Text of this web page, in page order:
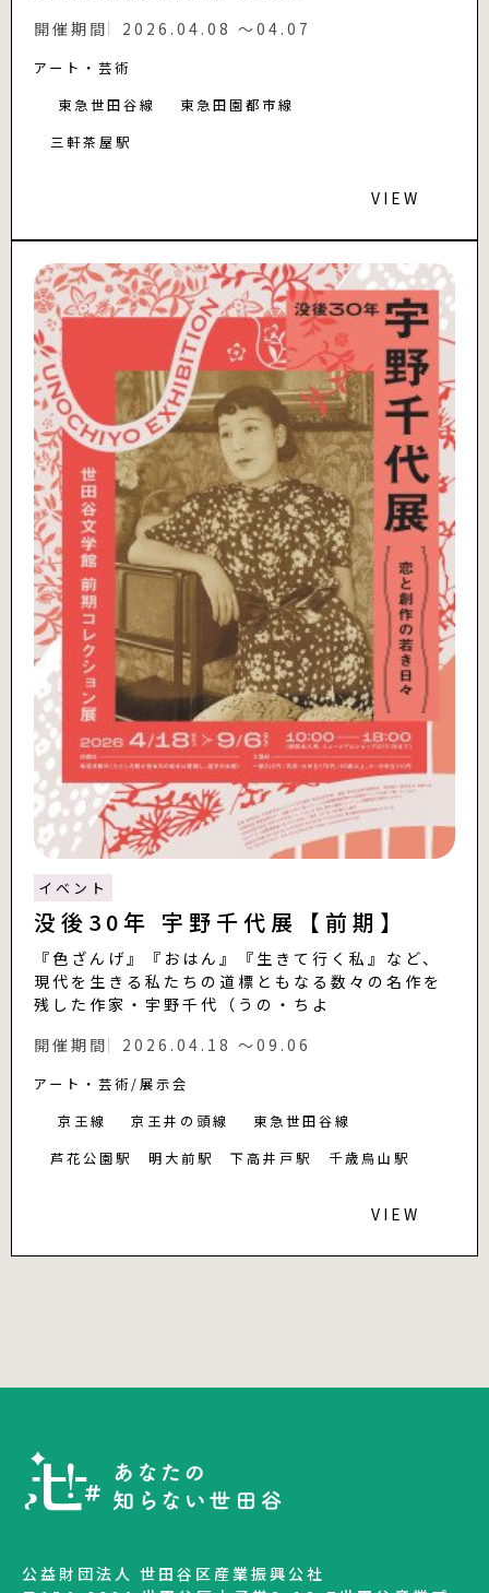
開催期間
2026.04.08 〜04.07
アート・芸術
東急世田谷線
東急田園都市線
三軒茶屋駅
VIEW
イベント
没後30年 宇野千代展【前期】
『色ざんげ』『おはん』『生きて行く私』など、
現代を生きる私たちの道標ともなる数々の名作を
残した作家・宇野千代（うの・ちよ
開催期間
2026.04.18 〜09.06
アート・芸術
展示会
京王線
京王井の頭線
東急世田谷線
芦花公園駅
明大前駅 下高井戸駅 千歳烏山駅
VIEW
公益財団法人 世田谷区産業振興公社